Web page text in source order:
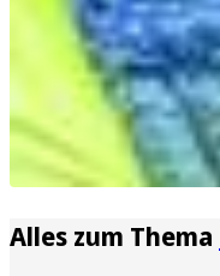
Alles zum Thema